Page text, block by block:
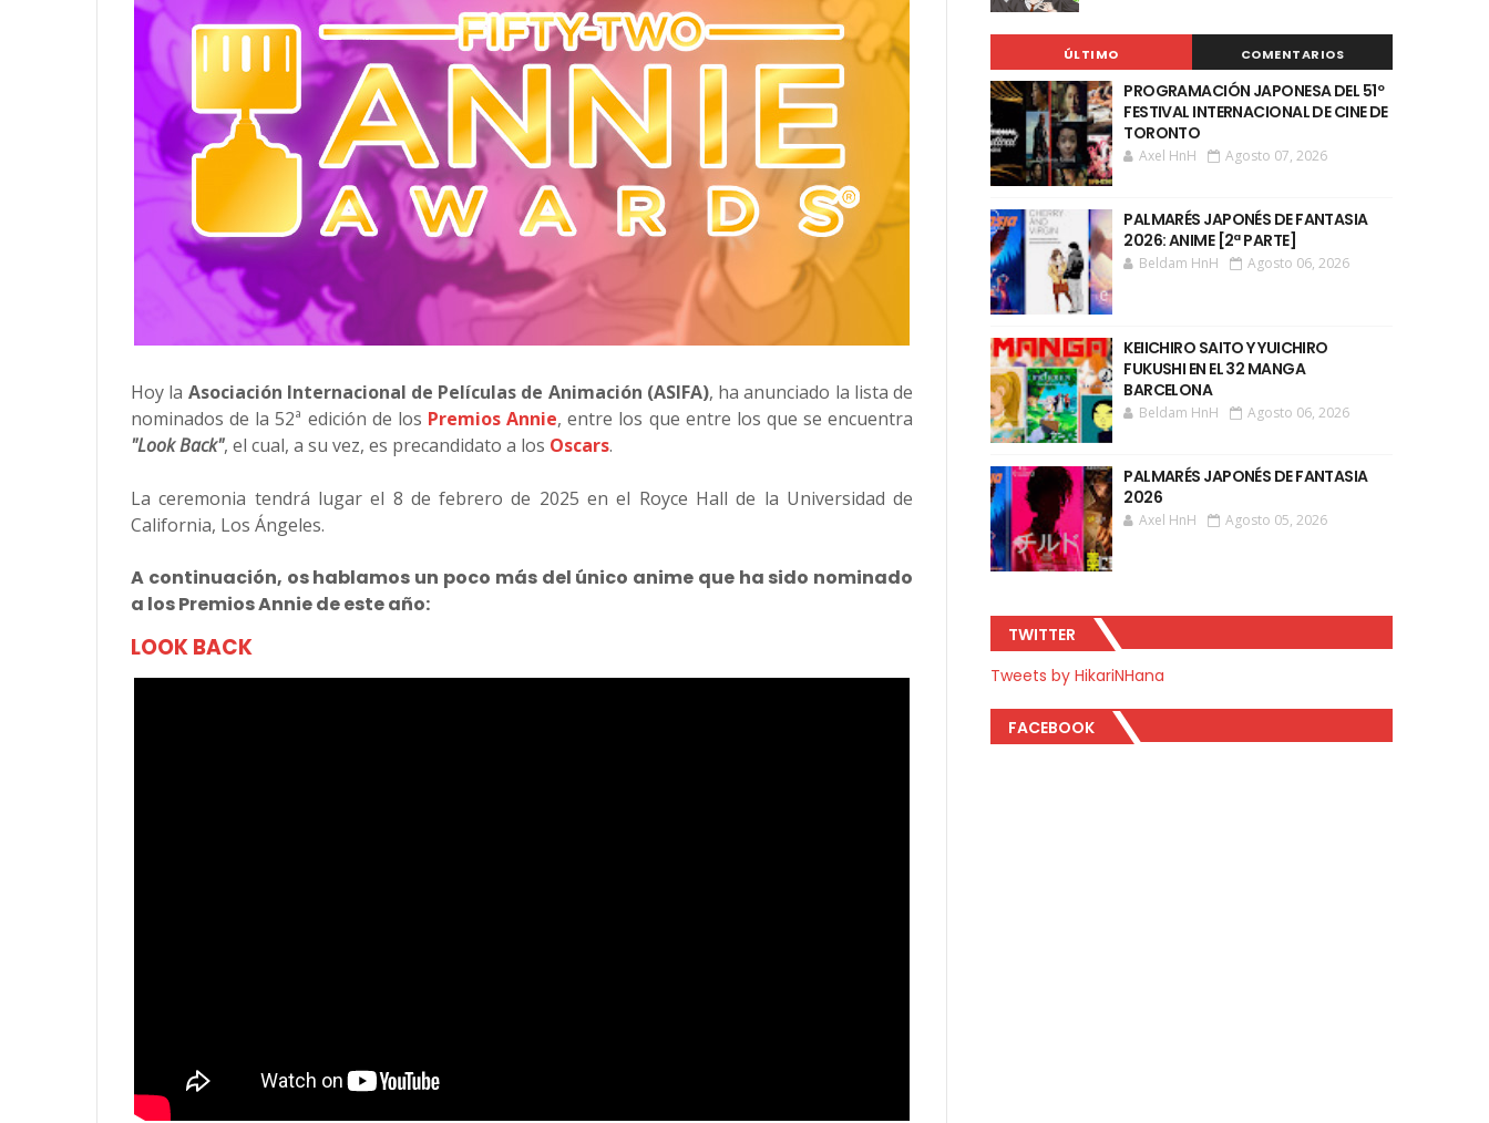
Hoy la Asociación Internacional de Películas de Animación (ASIFA), ha anunciado la lista de
nominados de la 52ª edición de los Premios Annie, entre los que entre los que se encuentra
"Look Back", el cual, a su vez, es precandidato a los Oscars.
La ceremonia tendrá lugar el 8 de febrero de 2025 en el Royce Hall de la Universidad de
California, Los Ángeles.
A continuación, os hablamos un poco más del único anime que ha sido nominado
a los Premios Annie de este año:
LOOK BACK
ÚLTIMO COMENTARIOS
PROGRAMACIÓN JAPONESA DEL 51º
FESTIVAL INTERNACIONAL DE CINE DE
TORONTO
Axel HnH Agosto 07, 2026
PALMARÉS JAPONÉS DE FANTASIA
2026: ANIME [2ª PARTE]
Beldam HnH Agosto 06, 2026
KEIICHIRO SAITO Y YUICHIRO
FUKUSHI EN EL 32 MANGA
BARCELONA
Beldam HnH Agosto 06, 2026
PALMARÉS JAPONÉS DE FANTASIA
2026
Axel HnH Agosto 05, 2026
TWITTER
Tweets by HikariNHana
FACEBOOK